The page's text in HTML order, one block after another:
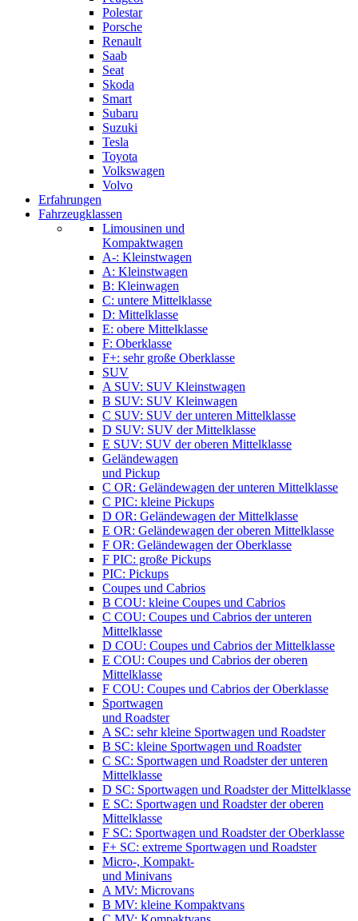
Polestar
Porsche
Renault
Saab
Seat
Skoda
Smart
Subaru
Suzuki
Tesla
Toyota
Volkswagen
Volvo
Erfahrungen
Fahrzeugklassen
Limousinen und
Kompaktwagen
A-: Kleinstwagen
A: Kleinstwagen
B: Kleinwagen
C: untere Mittelklasse
D: Mittelklasse
E: obere Mittelklasse
F: Oberklasse
F+: sehr große Oberklasse
SUV
A SUV: SUV Kleinstwagen
B SUV: SUV Kleinwagen
C SUV: SUV der unteren Mittelklasse
D SUV: SUV der Mittelklasse
E SUV: SUV der oberen Mittelklasse
Geländewagen
und Pickup
C OR: Geländewagen der unteren Mittelklasse
C PIC: kleine Pickups
D OR: Geländewagen der Mittelklasse
E OR: Geländewagen der oberen Mittelklasse
F OR: Geländewagen der Oberklasse
F PIC: große Pickups
PIC: Pickups
Coupes und Cabrios
B COU: kleine Coupes und Cabrios
C COU: Coupes und Cabrios der unteren
Mittelklasse
D COU: Coupes und Cabrios der Mittelklasse
E COU: Coupes und Cabrios der oberen
Mittelklasse
F COU: Coupes und Cabrios der Oberklasse
Sportwagen
und Roadster
A SC: sehr kleine Sportwagen und Roadster
B SC: kleine Sportwagen und Roadster
C SC: Sportwagen und Roadster der unteren
Mittelklasse
D SC: Sportwagen und Roadster der Mittelklasse
E SC: Sportwagen und Roadster der oberen
Mittelklasse
F SC: Sportwagen und Roadster der Oberklasse
F+ SC: extreme Sportwagen und Roadster
Micro-, Kompakt-
und Minivans
A MV: Microvans
B MV: kleine Kompaktvans